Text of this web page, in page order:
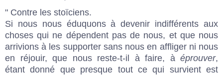
" Contre les stoïciens.
Si nous nous éduquons à devenir indifférents aux
choses qui ne dépendent pas de nous, et que nous
arrivions à les supporter sans nous en affliger ni nous
en réjouir, que nous reste-t-il à faire, à éprouver,
étant donné que presque tout ce qui survient est